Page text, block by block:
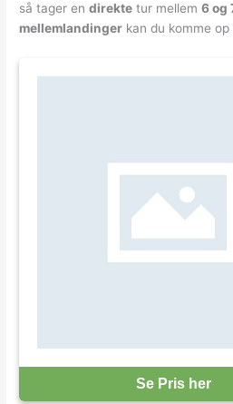
så tager endirekte tur mellem6 og
mellemlandinger kan du komme
Se Pris her